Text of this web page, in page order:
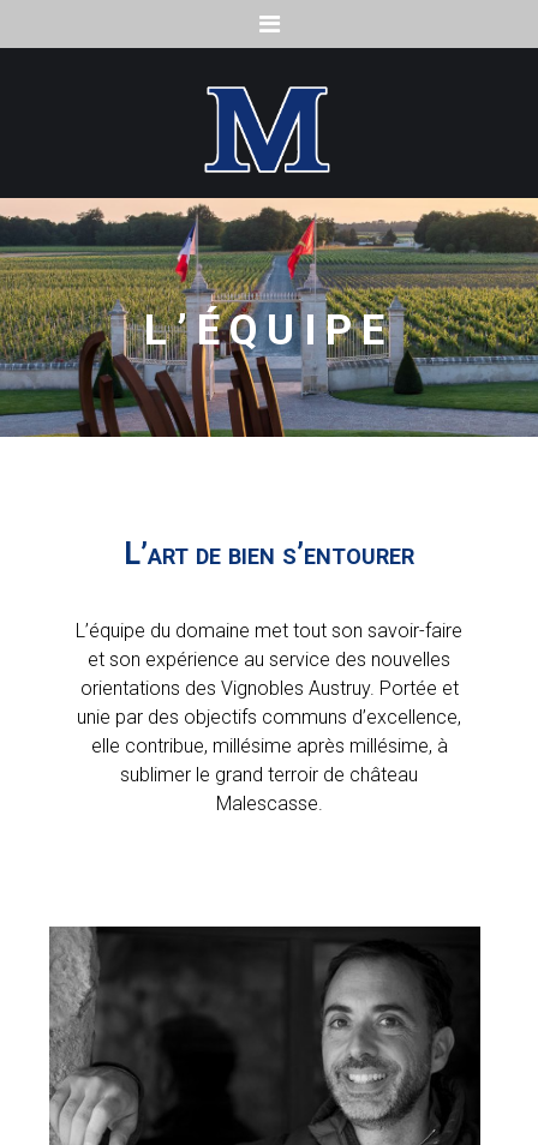
L’ÉQUIPE
L’art de bien s’entourer
L’équipe du domaine met tout son savoir-faire
et son expérience au service des nouvelles
orientations des Vignobles Austruy. Portée et
unie par des objectifs communs d’excellence,
elle contribue, millésime après millésime, à
sublimer le grand terroir de château
Malescasse.